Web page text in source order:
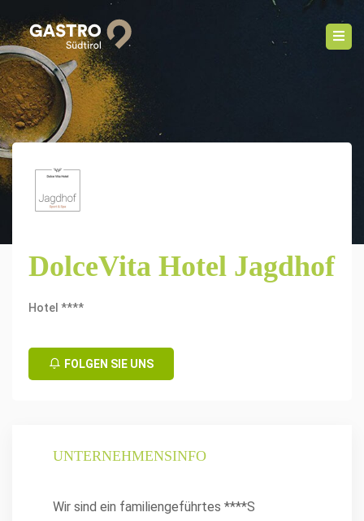
DolceVita Hotel Jagdhof
Hotel ****
FOLGEN SIE UNS
UNTERNEHMENSINFO
Wir sind ein familiengeführtes ****S